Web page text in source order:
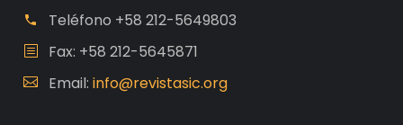
Teléfono +58 212-5649803
Fax: +58 212-5645871
Email: info@revistasic.org